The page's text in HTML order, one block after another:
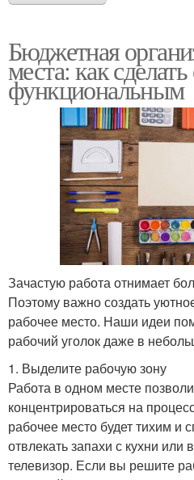
квартире
Принадлежности в
рабочей зоне
Кресло для рабочей
зоны
Рабочая поверхность
Столовая зона
Бюджетная
места: как
функциональным
Зачастую работа отнимает
Поэтому важно создать
рабочее место. Наши идеи
рабочий уголок даже в
1. Выделите рабочую зону
Работа в одном месте
концентрироваться на
рабочее место будет тихим и
отвлекать запахи с кухни или
телевизор. Если вы решите